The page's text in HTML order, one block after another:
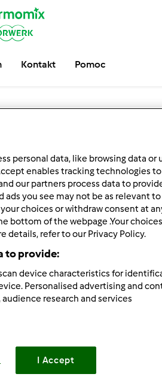
Kontakt Pomoc
personal data, like browsing data or
enables tracking technologies to
our partners process data to
you see may not be as relevant
choices or withdraw consent at
bottom of the webpage .Your
details, refer to our Privacy Policy.
to provide:
device characteristics for
Personalised advertising and
research and services
I Accept